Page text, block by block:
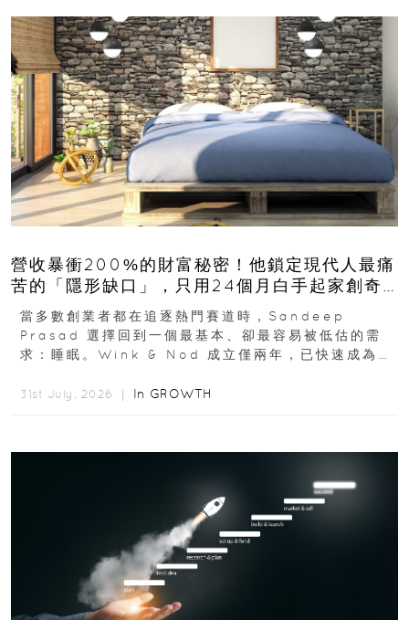
營收暴衝200%的財富秘密！他鎖定現代人最痛
苦的「隱形缺口」，只用24個月白手起家創奇
蹟
當多數創業者都在追逐熱門賽道時，Sandeep
Prasad 選擇回到一個最基本、卻最容易被低估的需
求：睡眠。Wink & Nod 成立僅兩年，已快速成為印
31st July, 2026 ｜ In GROWTH